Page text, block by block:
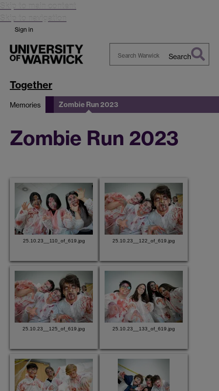
Skip to main content
Skip to navigation
Sign in
Search
Together
Memories Zombie Run 2023
Zombie Run 2023
25.10.23__110_of_619.jpg 25.10.23__122_of_619.jpg
25.10.23__125_of_619.jpg 25.10.23__133_of_619.jpg